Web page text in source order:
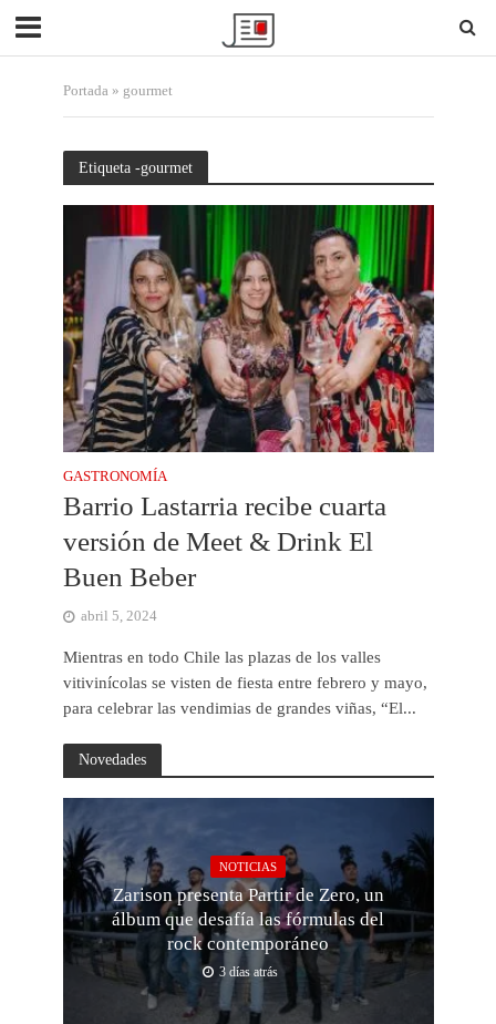
Portada» gourmet
Etiqueta -gourmet
GASTRONOMÍA
Barrio Lastarria recibe cuarta
versión de Meet & Drink El
Buen Beber
abril 5, 2024
Mientras en todo Chile las plazas de los valles
vitivinícolas se visten de fiesta entre febrero y mayo,
para celebrar las vendimias de grandes viñas, “El...
Novedades
NOTICIAS
Zarison presenta Partir de Zero, un
álbum que desafía las fórmulas del
rock contemporáneo
3 días atrás